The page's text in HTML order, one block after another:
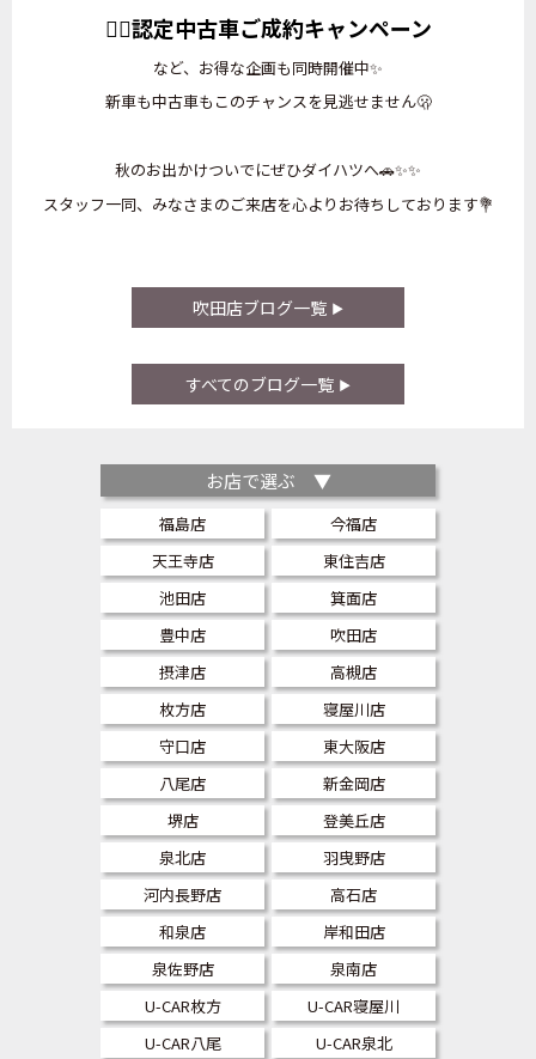
💁‍♀️認定中古車ご成約キャンペーン
など、お得な企画も同時開催中✨
新車も中古車もこのチャンスを見逃せません🫢
秋のお出かけついでにぜひダイハツへ🚗✨✨
スタッフ一同、みなさまのご来店を心よりお待ちしております💐
吹田店ブログ一覧
すべてのブログ一覧
お店で選ぶ ▼
福島店
今福店
天王寺店
東住吉店
池田店
箕面店
豊中店
吹田店
摂津店
高槻店
枚方店
寝屋川店
守口店
東大阪店
八尾店
新金岡店
堺店
登美丘店
泉北店
羽曳野店
河内長野店
高石店
和泉店
岸和田店
泉佐野店
泉南店
U-CAR枚方
U-CAR寝屋川
U-CAR八尾
U-CAR泉北